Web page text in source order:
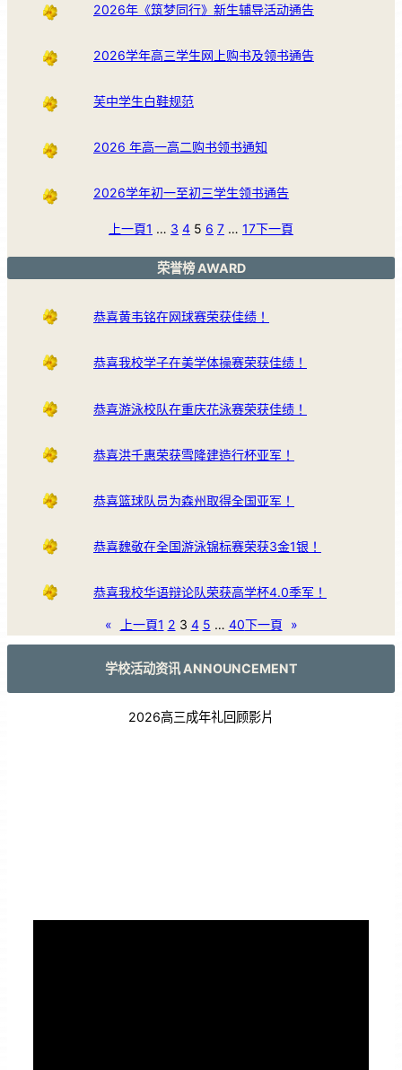
2026年《筑梦同行》新生辅导活动通告
2026学年高三学生网上购书及领书通告
芙中学生白鞋规范
2026 年高一高二购书领书通知
2026学年初一至初三学生领书通告
上一頁1 … 3 4 5 6 7 … 17下一頁
荣誉榜 AWARD
恭喜黄韦铭在网球赛荣获佳绩！
恭喜我校学子在美学体操赛荣获佳绩！
恭喜游泳校队在重庆花泳赛荣获佳绩！
恭喜洪千惠荣获雪隆建造行杯亚军！
恭喜篮球队员为森州取得全国亚军！
恭喜魏敬在全国游泳锦标赛荣获3金1银！
恭喜我校华语辩论队荣获高学杯4.0季军！
« 上一頁1 2 3 4 5 … 40下一頁 »
学校活动资讯 ANNOUNCEMENT
2026高三成年礼回顾影片